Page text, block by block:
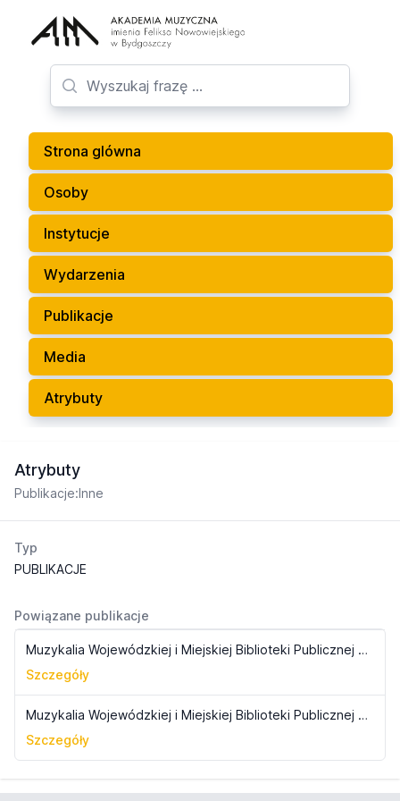
Strona glówna
Osoby
Instytucje
Wydarzenia
Publikacje
Media
Atrybuty
Atrybuty
Publikacje:Inne
Typ
PUBLIKACJE
Powiązane publikacje
Muzykalia Wojewódzkiej i Miejskiej Biblioteki Publicznej w Bydgoszczy
Szczegóły
Muzykalia Wojewódzkiej i Miejskiej Biblioteki Publicznej w Bydgoszczy
Szczegóły